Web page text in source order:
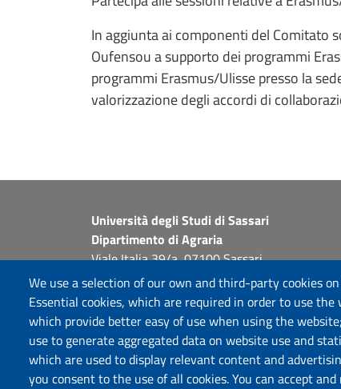
We use a selection of our own and third-party cookies
Essential cookies, which are required in order to use
which provide better easy of use when using the
use to generate aggregated data on website use and
which are used to display relevant content and
you consent to the use of all cookies. You can accept
In aggiunta ai componenti del Comitato
Oufensou a supporto dei programmi
programmi Erasmus/Ulisse presso la
valorizzazione degli accordi di
Università degli Studi di Sassari
Dipartimento di Agraria
Viale Italia 39/a, 07100 Sassari
Tel. +39 079 229204
PEC: dip.agraria@pec.uniss.it
www.uniss.it